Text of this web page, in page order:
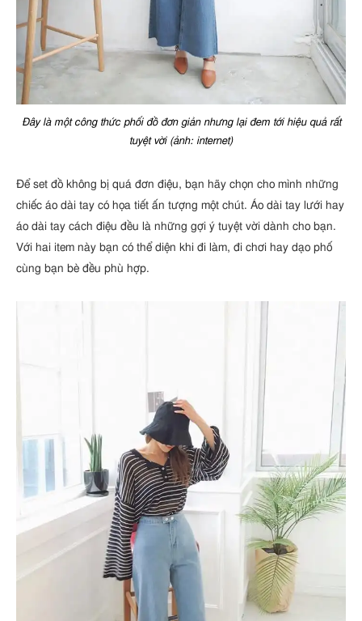
Đây là một công thức phối đồ đơn giản nhưng lại đem tới hiệu quả rất
tuyệt vời (ảnh: internet)
Để set đồ không bị quá đơn điệu, bạn hãy chọn cho mình những
chiếc áo dài tay có họa tiết ấn tượng một chút. Áo dài tay lưới hay
áo dài tay cách điệu đều là những gợi ý tuyệt vời dành cho bạn.
Với hai item này bạn có thể diện khi đi làm, đi chơi hay dạo phố
cùng bạn bè đều phù hợp.